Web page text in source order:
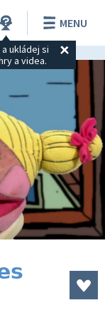
ukládej si
a videa.
MENU